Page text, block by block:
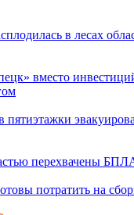
в лесах
вместо
пятиэтажки
перехвачены
потратить на